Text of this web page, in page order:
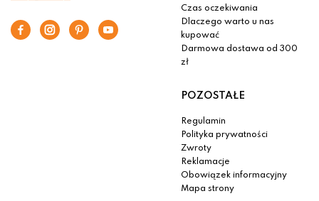
Czas oczekiwania
Dlaczego warto u nas
kupować
Darmowa dostawa od 300
zł
POZOSTAŁE
Regulamin
Polityka prywatności
Zwroty
Reklamacje
Obowiązek informacyjny
Mapa strony